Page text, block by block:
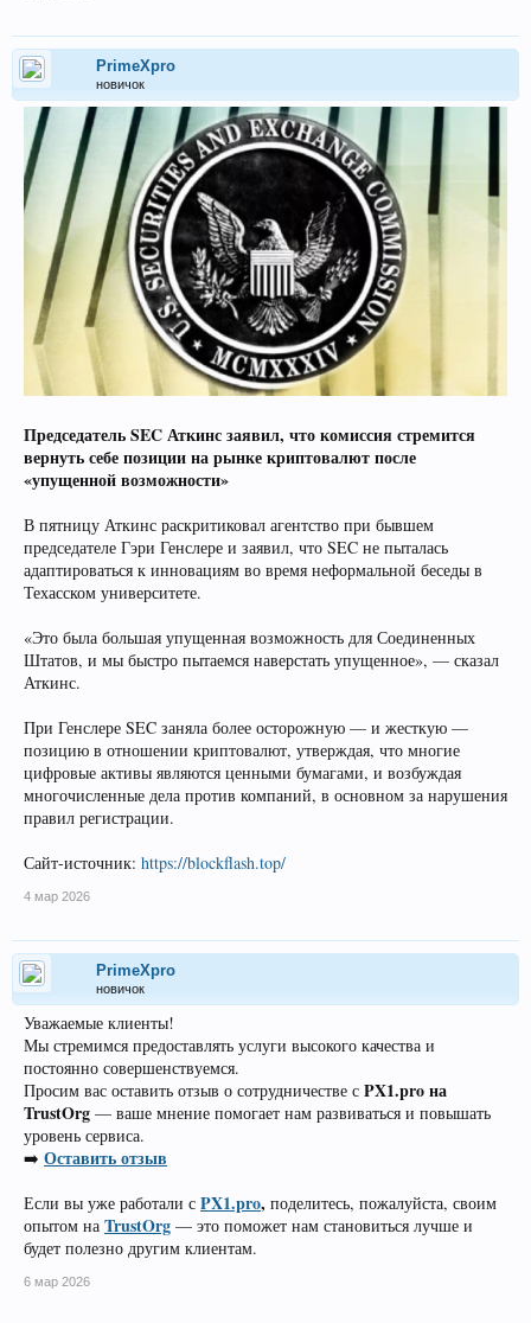
PrimeXpro
новичок
Председатель SEC Аткинс заявил, что комиссия стремится
вернуть себе позиции на рынке криптовалют после
«упущенной возможности»
В пятницу Аткинс раскритиковал агентство при бывшем
председателе Гэри Генслере и заявил, что SEC не пыталась
адаптироваться к инновациям во время неформальной беседы в
Техасском университете.
«Это была большая упущенная возможность для Соединенных
Штатов, и мы быстро пытаемся наверстать упущенное», — сказал
Аткинс.
При Генслере SEC заняла более осторожную — и жесткую —
позицию в отношении криптовалют, утверждая, что многие
цифровые активы являются ценными бумагами, и возбуждая
многочисленные дела против компаний, в основном за нарушения
правил регистрации.
Сайт-источник: https://blockflash.top/
4 мар 2026
PrimeXpro
новичок
Уважаемые клиенты!
Мы стремимся предоставлять услуги высокого качества и
постоянно совершенствуемся.
Просим вас оставить отзыв о сотрудничестве с PX1.pro на
TrustOrg — ваше мнение помогает нам развиваться и повышать
уровень сервиса.
➡️ Оставить отзыв
Если вы уже работали с PX1.pro, поделитесь, пожалуйста, своим
опытом на TrustOrg — это поможет нам становиться лучше и
будет полезно другим клиентам.
6 мар 2026